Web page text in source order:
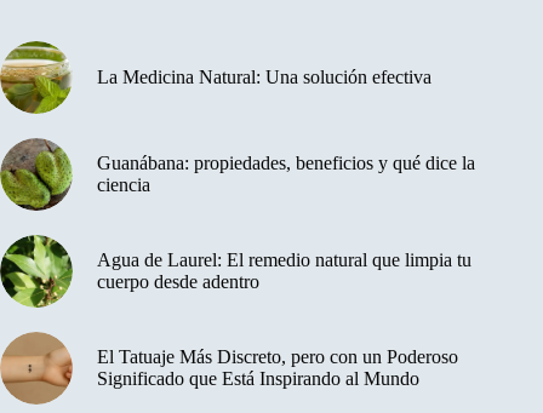
La Medicina Natural: Una solución efectiva
Guanábana: propiedades, beneficios y qué dice la
ciencia
Agua de Laurel: El remedio natural que limpia tu
cuerpo desde adentro
El Tatuaje Más Discreto, pero con un Poderoso
Significado que Está Inspirando al Mundo